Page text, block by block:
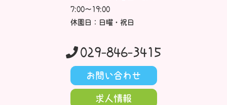
7:00～19:00
休園日：日曜・祝日
029-846-3415
お問い合わせ
求人情報